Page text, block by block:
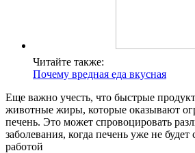
Читайте также:
Почему вредная еда вкусная
Еще важно учесть, что быстрые
животные жиры, которые оказывают
печень. Это может спровоцировать
заболевания, когда печень уже не будет
работой